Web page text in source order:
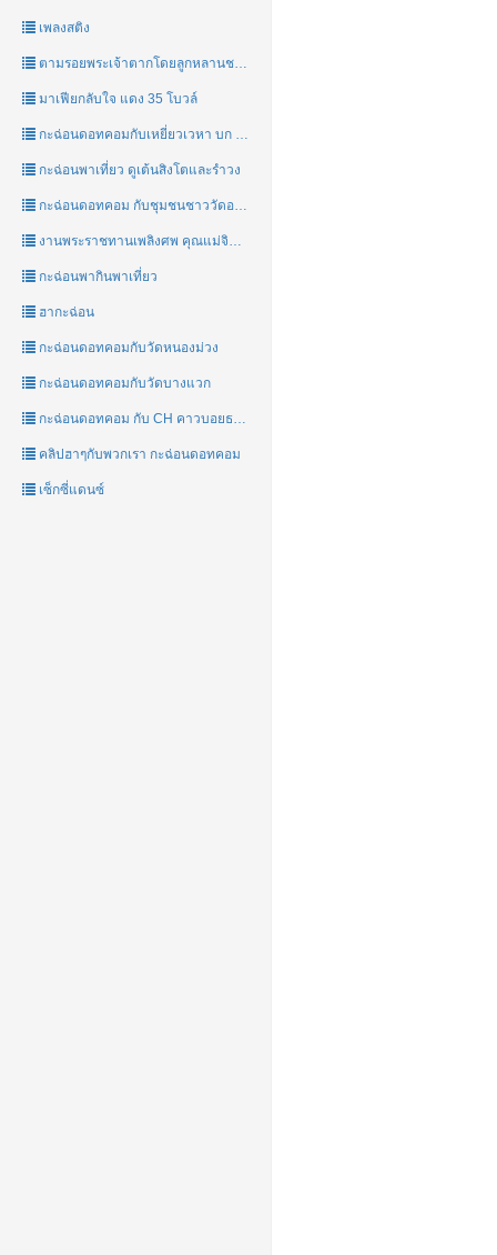
เพลงสติง
ตามรอยพระเจ้าตากโดยลูกหลานชาววัดอรุณ
มาเฟียกลับใจ แดง 35 โบวล์
กะฉ่อนดอทคอมกับเหยี่ยวเวหา บก เขต 7
กะฉ่อนพาเที่ยว ดูเต้นสิงโตและรำวง
กะฉ่อนดอทคอม กับชุมชนชาววัดอรุณ
งานพระราชทานเพลิงศพ คุณแม่จินตนา อุจจาภินันท์(รัตนประสิทธิ์)
กะฉ่อนพากินพาเที่ยว
ฮากะฉ่อน
กะฉ่อนดอทคอมกับวัดหนองม่วง
กะฉ่อนดอทคอมกับวัดบางแวก
กะฉ่อนดอทคอม กับ CH คาวบอยธนบุรี
คลิปฮาๆกับพวกเรา กะฉ่อนดอทคอม
เซ็กซี่แดนซ์